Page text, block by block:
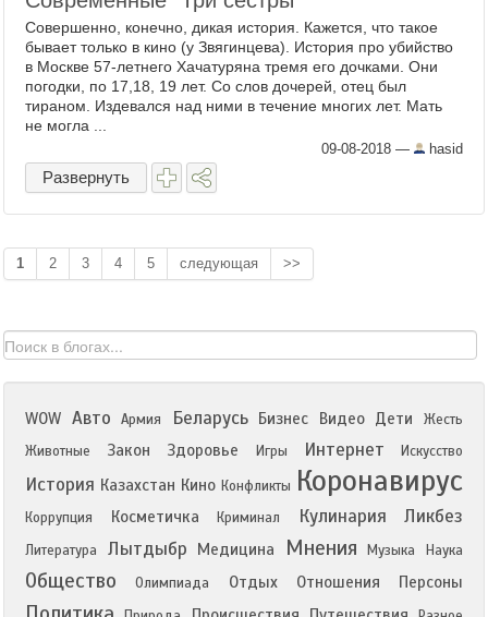
Совершенно, конечно, дикая история. Кажется, что такое
бывает только в кино (у Звягинцева). История про убийство
в Москве 57-летнего Хачатуряна тремя его дочками. Они
погодки, по 17,18, 19 лет. Со слов дочерей, отец был
тираном. Издевался над ними в течение многих лет. Мать
не могла ...
09-08-2018 — hasid
Развернуть
1 2 3 4 5 следующая >>
WOW Авто Армия Беларусь Бизнес Видео Дети
Жесть
Животные
Закон Здоровье Игры Интернет Искусство
История Казахстан Кино Конфликты Коронавирус
Коррупция Косметичка Криминал Кулинария Ликбез
Литература Лытдыбр Медицина Мнения Музыка Наука
Общество Олимпиада Отдых Отношения Персоны